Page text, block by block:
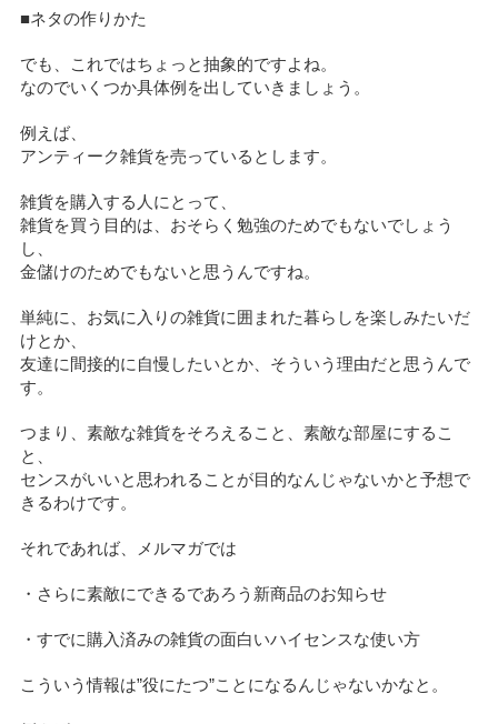
■ネタの作りかた
でも、これではちょっと抽象的ですよね。
なのでいくつか具体例を出していきましょう。
例えば、
アンティーク雑貨を売っているとします。
雑貨を購入する人にとって、
雑貨を買う目的は、おそらく勉強のためでもないでしょう
し、
金儲けのためでもないと思うんですね。
単純に、お気に入りの雑貨に囲まれた暮らしを楽しみたいだ
けとか、
友達に間接的に自慢したいとか、そういう理由だと思うんで
す。
つまり、素敵な雑貨をそろえること、素敵な部屋にするこ
と、
センスがいいと思われることが目的なんじゃないかと予想で
きるわけです。
それであれば、メルマガでは
・さらに素敵にできるであろう新商品のお知らせ
・すでに購入済みの雑貨の面白いハイセンスな使い方
こういう情報は”役にたつ”ことになるんじゃないかなと。